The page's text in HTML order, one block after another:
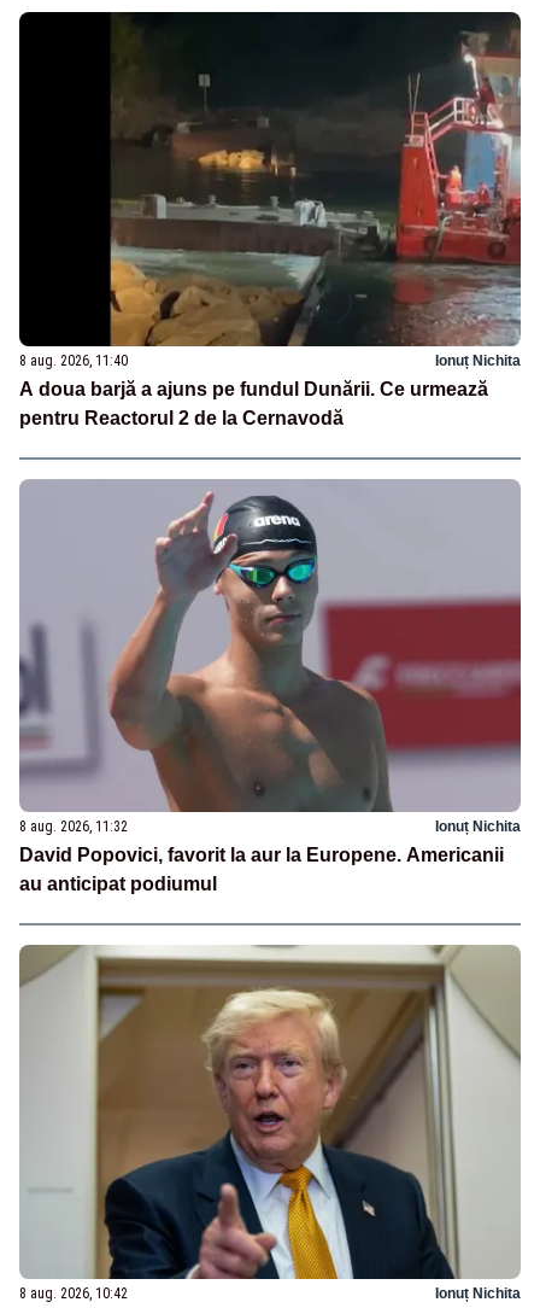
8 aug. 2026, 11:40 Ionuț Nichita
A doua barjă a ajuns pe fundul Dunării. Ce urmează
pentru Reactorul 2 de la Cernavodă
8 aug. 2026, 11:32 Ionuț Nichita
David Popovici, favorit la aur la Europene. Americanii
au anticipat podiumul
8 aug. 2026, 10:42 Ionuț Nichita